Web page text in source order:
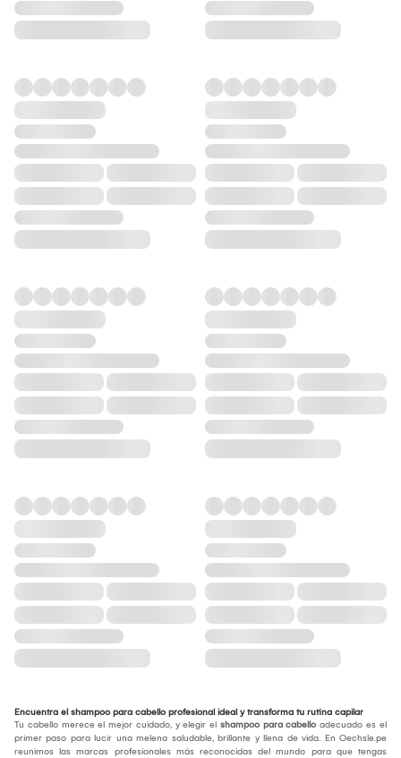
Encuentra el shampoo para cabello profesional ideal y transforma tu rutina capilar
Tu cabello merece el mejor cuidado, y elegir el shampoo para cabello adecuado es el
primer paso para lucir una melena saludable, brillante y llena de vida. En Oechsle.pe
reunimos las marcas profesionales más reconocidas del mundo para que tengas